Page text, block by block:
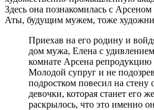
Здесь она познакомилась с
Аты, будущим мужем, тоже
Приехав на его родину и
дом мужа, Елена с
комнате Арсена
Молодой супруг и не
подростком повесил на стену
девочки, которая станет его
раскрылось, что это именно